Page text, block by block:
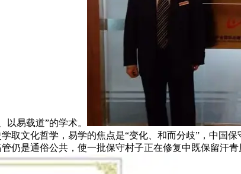
易载道”的学术。
取文化哲学，易学的焦点是“变化、和而分歧”，中国
仍是通俗公共，使一批保守村子正在修复中既保留汗